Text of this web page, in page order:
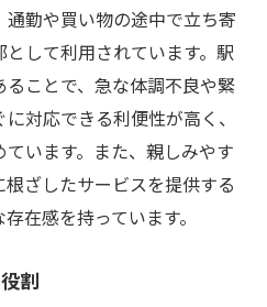
勤や買い物の途中で立ち寄
して利用されています。駅
ことで、急な体調不良や緊
対応できる利便性が高く、
います。また、親しみやす
ざしたサービスを提供する
在感を持っています。
割